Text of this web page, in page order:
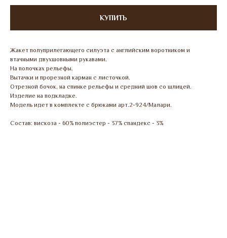
КУПИТЬ
Жакет полуприлегающего силуэта с английским воротником и
втачными двухшовными рукавами.
На полочках рельефы.
Вытачки и прорезной карман с листочкой.
Отрезной бочок, на спинке рельефы и средний шов со шлицей.
Изделие на подкладке.
Модель идет в комплекте с брюками арт.2-924/Малари.
Состав: вискоза - 60% полиэстер - 37% спандекс - 3%